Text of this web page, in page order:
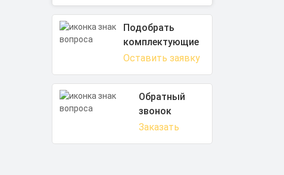
Подобрать
комплектующие
Оставить заявку
Обратный
звонок
Заказать